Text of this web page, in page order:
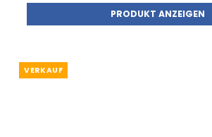
PRODUKT ANZEIGEN
VERKAUF